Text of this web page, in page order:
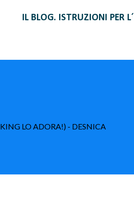
IL BLOG. ISTRUZIONI PER
LO ADORA!) - DESNICA